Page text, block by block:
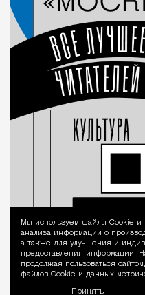
Мы используем файлы Сookie и
анализа информации о
а также для улучшения и
предоставления информации.
продолжая пользоваться
файлов Cookie и данных
Принять